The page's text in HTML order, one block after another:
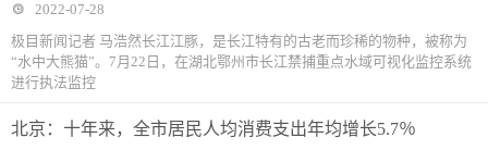
2022-07-28
极目新闻记者 马浩然长江江豚，是长江特有的古老而珍稀的物种，被称为
“水中大熊猫”。7月22日，在湖北鄂州市长江禁捕重点水域可视化监控系统
进行执法监控
北京：十年来，全市居民人均消费支出年均增长5.7％